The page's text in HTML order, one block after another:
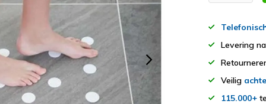
Levering
Veilig
115.000+